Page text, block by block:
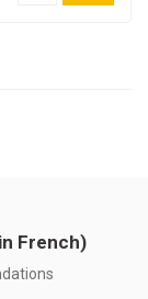
French)